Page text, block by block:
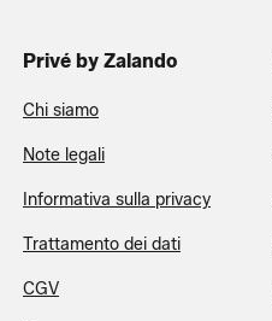
Privé by Zalando
Chi siamo
Note legali
Informativa sulla privacy
Trattamento dei dati
CGV